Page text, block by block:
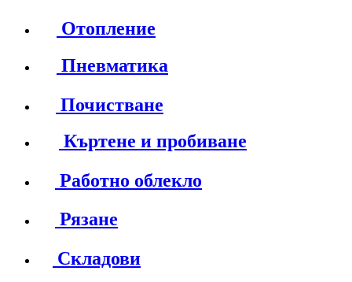
Отопление
Пневматика
Почистване
Къртене и пробиване
Работно облекло
Рязане
Складови